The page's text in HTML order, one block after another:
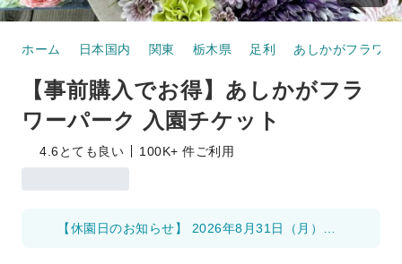
ホーム 日本国内 関東 栃木県 足利 あしかがフラワー
【事前購入でお得】あしかがフラ
ワーパーク 入園チケット
4.6 とても良い 100K+ 件ご利用